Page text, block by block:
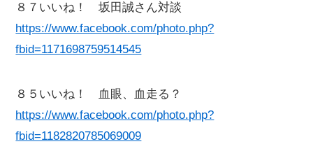
８７いいね！ 坂田誠さん対談
https://www.facebook.com/photo.php?
fbid=1171698759514545
８５いいね！ 血眼、血走る？
https://www.facebook.com/photo.php?
fbid=1182820785069009